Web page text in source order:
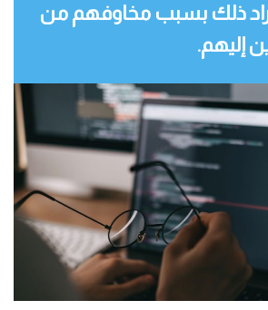
ذلك بسبب مخاوفهم من
إليهم.